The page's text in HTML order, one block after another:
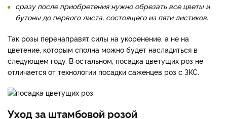
сразу после приобретения нужно обрезать все цветы и
бутоны до первого листа, состоящего из пяти листиков.
Так розы перенаправят силы на укоренение, а не на
цветение, которым сполна можно будет насладиться в
следующем году. В остальном, посадка цветущих роз не
отличается от технологии посадки саженцев роз с ЗКС.
Уход за штамбовой розой